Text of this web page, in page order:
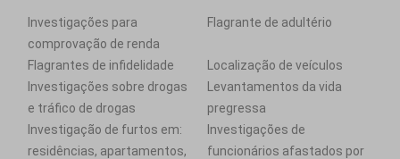
Investigações para
comprovação de renda
Flagrante de adultério
Flagrantes de infidelidade
Localização de veículos
Investigações sobre drogas
e tráfico de drogas
Levantamentos da vida
pregressa
Investigação de furtos em:
residências, apartamentos,
Investigações de
funcionários afastados por